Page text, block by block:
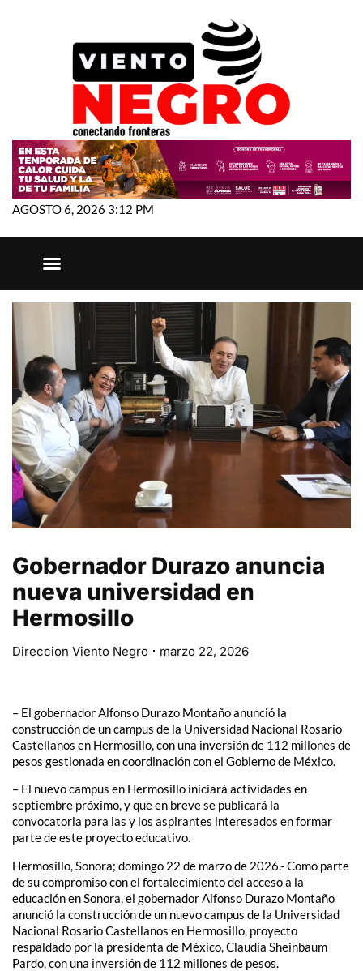
AGOSTO 6, 2026 3:12 PM
Gobernador Durazo anuncia
nueva universidad en
Hermosillo
Direccion Viento Negro marzo 22, 2026
– El gobernador Alfonso Durazo Montaño anunció la
construcción de un campus de la Universidad Nacional Rosario
Castellanos en Hermosillo, con una inversión de 112 millones de
pesos gestionada en coordinación con el Gobierno de México.
– El nuevo campus en Hermosillo iniciará actividades en
septiembre próximo, y que en breve se publicará la
convocatoria para las y los aspirantes interesados en formar
parte de este proyecto educativo.
Hermosillo, Sonora; domingo 22 de marzo de 2026.- Como parte
de su compromiso con el fortalecimiento del acceso a la
educación en Sonora, el gobernador Alfonso Durazo Montaño
anunció la construcción de un nuevo campus de la Universidad
Nacional Rosario Castellanos en Hermosillo, proyecto
respaldado por la presidenta de México, Claudia Sheinbaum
Pardo, con una inversión de 112 millones de pesos.